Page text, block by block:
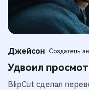
Джейсон Создатель
Удвоил
BlipCut сделал